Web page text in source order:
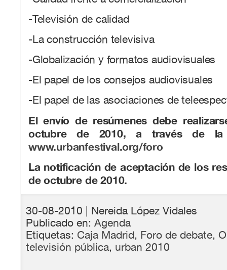
-Televisión de calidad
-La construcción televisiva
-Globalización y formatos audiovisuales
-El papel de los consejos audiovisuales
-El papel de las asociaciones de
El envío de resúmenes debe
octubre de 2010, a través de
www.urbanfestival.org/foro
La notificación de aceptación de los
de octubre de 2010.
30-08-2010 | Nereida López Vidales
Publicado en: Agenda
Etiquetas: Caja Madrid, Foro de debate,
televisión pública, urban 2010